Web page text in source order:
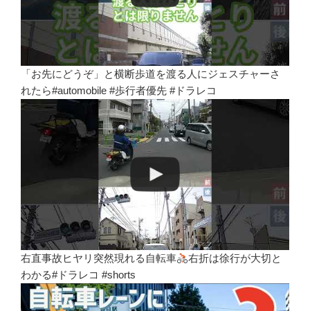
「お先にどうぞ」と横断歩道を渡る人にジェスチャーさ
れたら#automobile #歩行者優先 #ドラレコ
右直事故ヒヤリ突然現れる自転車
右折は徐行が大切と
わかる#ドラレコ #shorts